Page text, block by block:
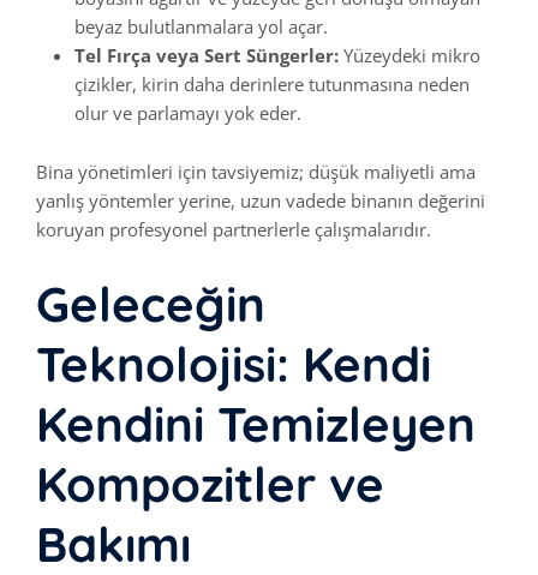
beyaz bulutlanmalara yol açar.
Tel Fırça veya Sert Süngerler: Yüzeydeki mikro
çizikler, kirin daha derinlere tutunmasına neden
olur ve parlamayı yok eder.
Bina yönetimleri için tavsiyemiz; düşük maliyetli ama
yanlış yöntemler yerine, uzun vadede binanın değerini
koruyan profesyonel partnerlerle çalışmalarıdır.
Geleceğin
Teknolojisi: Kendi
Kendini Temizleyen
Kompozitler ve
Bakımı